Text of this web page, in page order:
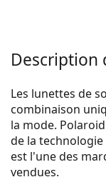
Description
Les lunettes de
combinaison
la mode.
de la
est l'une des
vendues.